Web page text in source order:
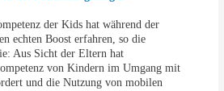
der Kids hat während der
echten Boost erfahren, so die
Aus Sicht der Eltern hat
von Kindern im Umgang mit
und die Nutzung von mobilen